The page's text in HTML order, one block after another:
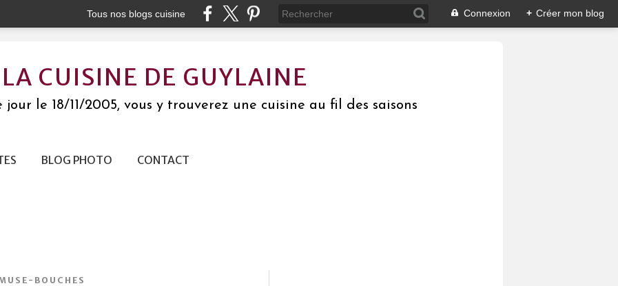
Tous nos blogs cuisine Connexion + Créer mon blog
LA CUISINE DE GUYLAINE
le 18/11/2005, vous y trouverez une cuisine au fil des saisons
BLOG PHOTO CONTACT
BOUCHES